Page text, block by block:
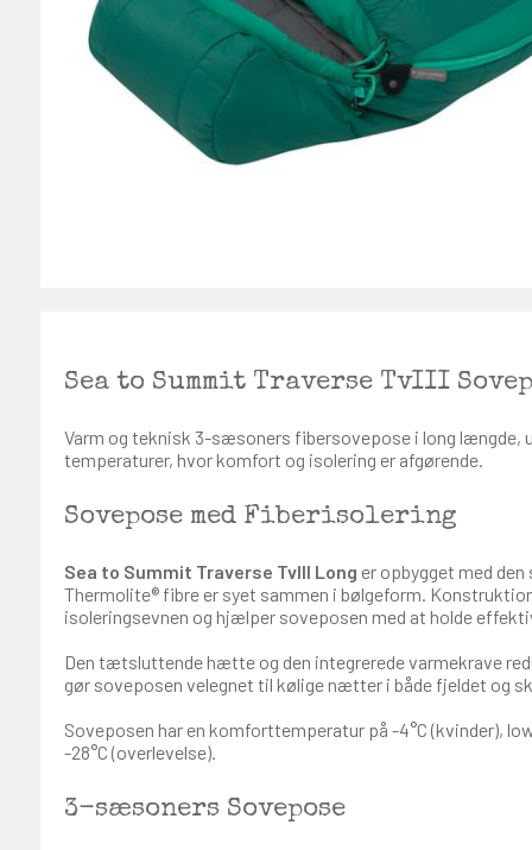
Sea to Summit Traverse TvIII
Varm og teknisk 3-sæsoners fibersovepose i long længde,
temperaturer, hvor komfort og isolering er afgørende.
Sovepose med Fiberisolering
Sea to Summit Traverse TvIII Long er opbygget med
Thermolite® fibre er syet sammen i bølgeform.
isoleringsevnen og hjælper soveposen med at holde
Den tætsluttende hætte og den integrerede varmekrave
gør soveposen velegnet til kølige nætter i både fjeldet og
Soveposen har en komforttemperatur på -4°C (kvinder),
-28°C (overlevelse).
3-sæsoners Sovepose